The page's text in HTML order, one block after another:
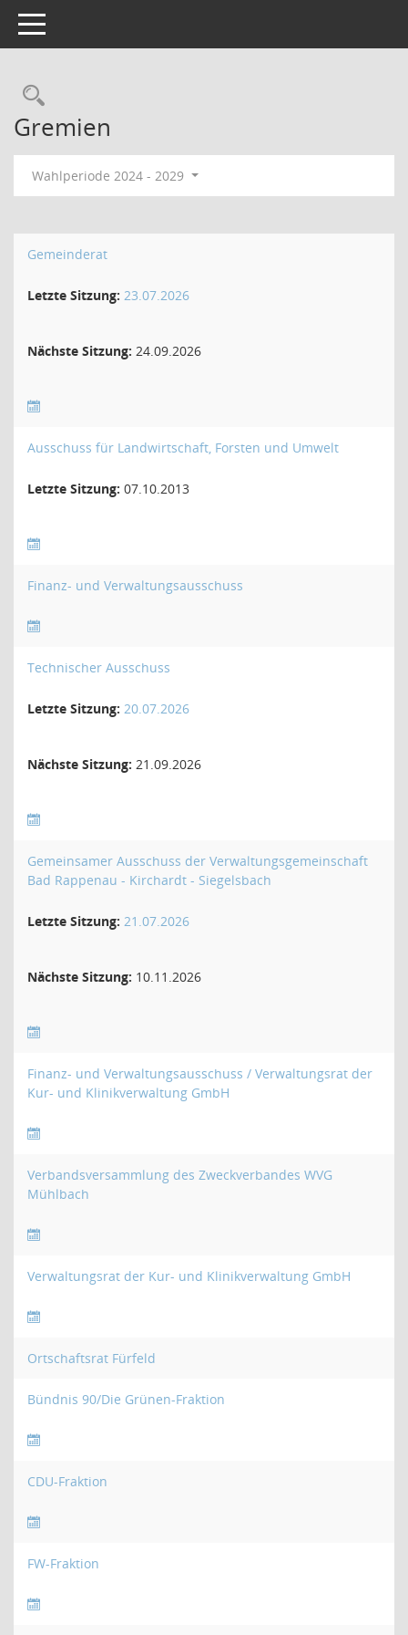
Toggle navigation
Gremien
Wahlperiode 2024 - 2029
Gemeinderat
Letzte Sitzung: 23.07.2026
Nächste Sitzung: 24.09.2026
Ausschuss für Landwirtschaft, Forsten und Umwelt
Letzte Sitzung: 07.10.2013
Finanz- und Verwaltungsausschuss
Technischer Ausschuss
Letzte Sitzung: 20.07.2026
Nächste Sitzung: 21.09.2026
Gemeinsamer Ausschuss der Verwaltungsgemeinschaft
Bad Rappenau - Kirchardt - Siegelsbach
Letzte Sitzung: 21.07.2026
Nächste Sitzung: 10.11.2026
Finanz- und Verwaltungsausschuss / Verwaltungsrat der
Kur- und Klinikverwaltung GmbH
Verbandsversammlung des Zweckverbandes WVG
Mühlbach
Verwaltungsrat der Kur- und Klinikverwaltung GmbH
Ortschaftsrat Fürfeld
Bündnis 90/Die Grünen-Fraktion
CDU-Fraktion
FW-Fraktion